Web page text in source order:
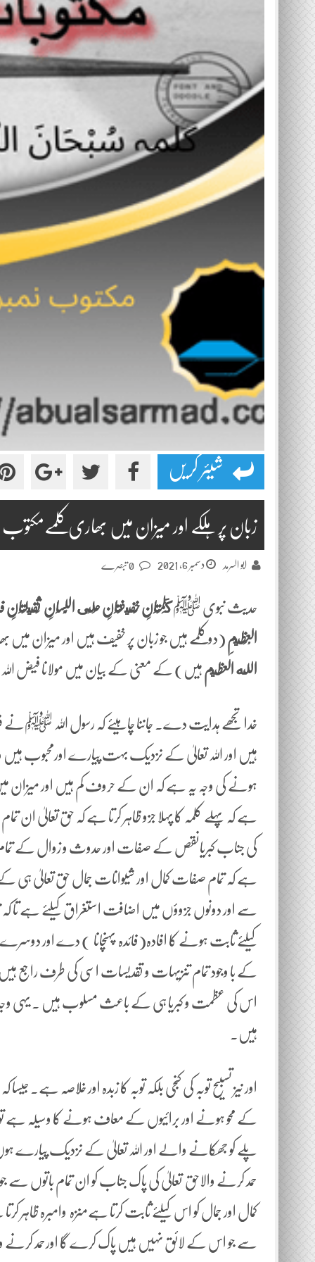
شیئر کریں
زبان پر ہلکے اور میزان میں بھاری کلمےمکتوب نمبر
ابو السرمد دسمبر 6, 2021
حدیث نبوی ﷺكَلِمَتَانِ خَفِيفَتَانِ عَلَى اللِّسَانِ ثَقِيلَتَانِ
الْعَظِيمِ (دو کلمے ہیں جو زبان پر خفیف ہیں اور میزان
الله العظيم ہیں) کے معنی کے بیان میں مولانا فیض اللہ
خدا تجھے ہدایت دے۔ جاننا چاہیئے کہ رسول اللہ ﷺنے
ہیں اور اللہ تعالیٰ کے نزدیک بہت پیارے اورمحبوب ہیں
ہونے کی وجہ یہ ہے کہ ان کے حروف کم ہیں اور میزان
ہے کہ پہلے کلمہ کا پہلا جزو ظاہر کرتا ہے کہ حق تعالیٰ
کی جناب کبریانقص کے صفات اور حدوث و زوال کے تمام
ہے کہ تمام صفات کمال اور شیوانات جمال حق تعالیٰ
سے اور دونوں جزوؤں میں اضافت استغراق کیلئے ہے تا
کیلئے ثابت ہونے کا افادہ(فائدہ پہنچانا ) دے اور
کے با وجود تمام تنزیہات و تقدیسات اسی کی طرف راجع
اس کی عظمت و کبریا ہی کے باعث مسلوب ہیں ۔ یہی
ہیں۔
اور نیز تسبیح توبہ کی کنجی بلکہ توبہ کا زبدہ اور خلاصہ
کے محو ہونے اور برائیوں کے معاف ہونے کا وسیلہ ہے
پلے کو جھکانے والے اور اللہ تعالیٰ کے نزدیک پیارے ہوں
حمد کرنے والاحق تعالیٰ کی پاک جناب کو ان تمام باتوں
کمال اور جمال کو اس کیلئے ثابت کرتا ہےمنزہ وامبرہ ظاہر
سے جو اس کے لائق نہیں ہیں پاک کرے گا اورحمد کرنے